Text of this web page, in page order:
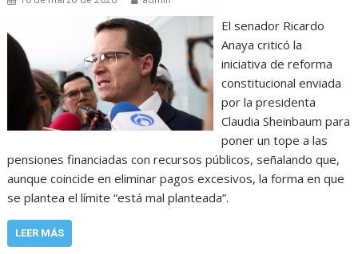
El senador Ricardo
Anaya criticó la
iniciativa de reforma
constitucional enviada
por la presidenta
Claudia Sheinbaum para
poner un tope a las
pensiones financiadas con recursos públicos, señalando que,
aunque coincide en eliminar pagos excesivos, la forma en que
se plantea el límite “está mal planteada”.
LEER MÁS